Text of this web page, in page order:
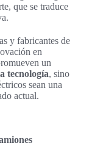
que se traduce
y fabricantes de
en
un
tecnología, sino
sean una
actual.